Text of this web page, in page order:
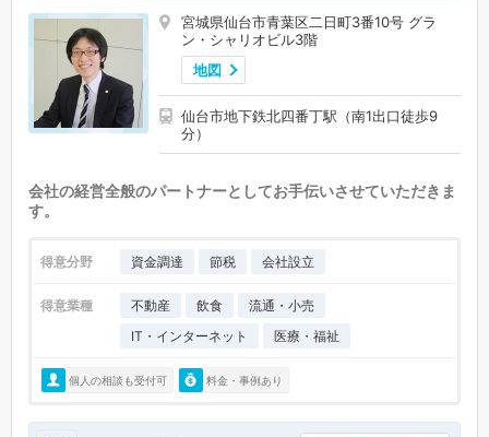
宮城県仙台市青葉区二日町3番10号 グラ
ン・シャリオビル3階
地図
仙台市地下鉄北四番丁駅（南1出口徒歩9
分）
会社の経営全般のパートナーとしてお手伝いさせていただきま
す。
得意分野 資金調達 節税 会社設立
得意業種 不動産 飲食
流通・小売
IT・インターネット
医療・福祉
個人の相談も受付可 料金・事例あり